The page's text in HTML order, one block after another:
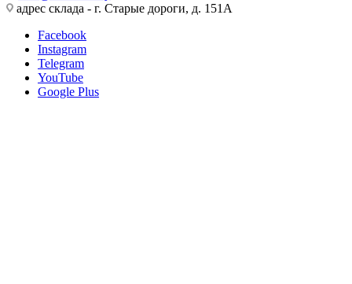
адрес склада - г. Старые дороги, д. 151А
Facebook
Instagram
Telegram
YouTube
Google Plus